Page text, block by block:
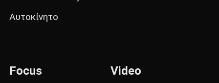
Αυτοκίνητο
Focus Video